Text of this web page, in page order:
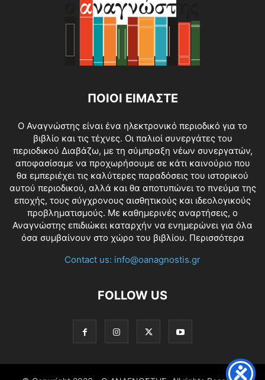
ΠΟΙΟΙ ΕΙΜΑΣΤΕ
O Αναγνώστης είναι ένα ηλεκτρονικό περιοδικό για το
βιβλίο και τις τέχνες. Οι παλιοί συνεργάτες του
περιοδικού Διαβάζω, με τη σύμπραξη νέων συνεργατών,
αποφασίσαμε να προχωρήσουμε σε κάτι καινούριο που
θα εμπεριέχει τις καλύτερες παραδόσεις του ιστορικού
αυτού περιοδικού, αλλά και θα αποτυπώνει το πνεύμα της
εποχής, τους σύγχρονους αισθητικούς και ιδεολογικούς
προβληματισμούς. Με καθημερινές αναρτήσεις, ο
Αναγνώστης επιδιώκει καταρχήν να ενημερώνει για όλα
όσα συμβαίνουν στο χώρο του βιβλίου. Περισσότερα
Contact us: info@oanagnostis.gr
FOLLOW US